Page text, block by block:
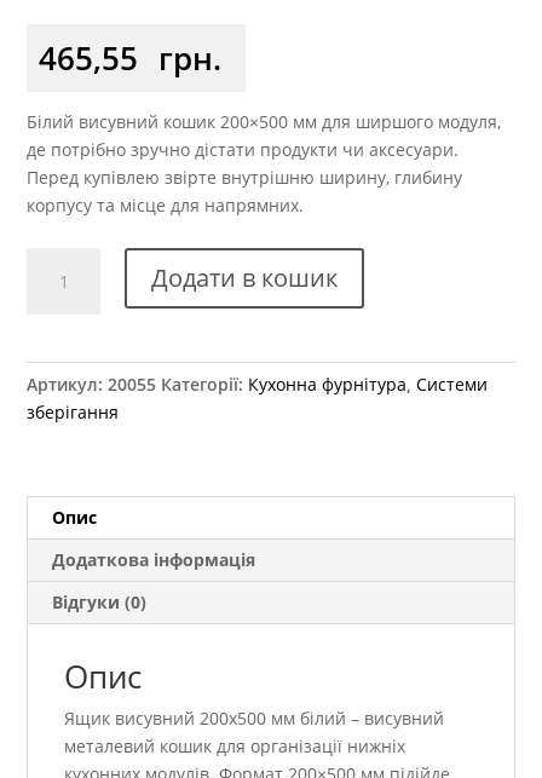
465,55 грн.
Білий висувний кошик 200×500 мм для ширшого модуля,
де потрібно зручно дістати продукти чи аксесуари.
Перед купівлею звірте внутрішню ширину, глибину
корпусу та місце для напрямних.
висувний
кількість
Додати в кошик
Артикул:20055 Категорії: Кухонна фурнітура ,Системи
зберігання
Опис
Додаткова інформація
Відгуки (0)
Опис
Ящик висувний 200х500 мм білий – висувний
металевий кошик для організації нижніх
кухонних модулів. Формат 200×500 мм підійде